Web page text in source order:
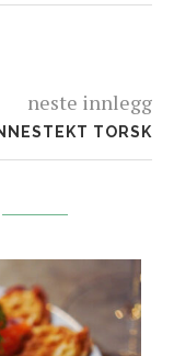
neste innlegg
TORSK